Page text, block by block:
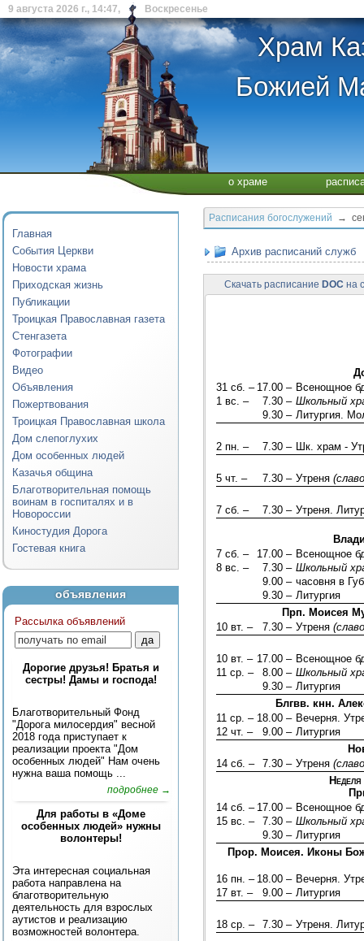
9 августа 2026 г., 14:47, Воскресенье
Храм
Божией
о храме
Главная
События Церкви
Новости храма
Приходская жизнь
Публикации
Троицкая Православная газета
Стенгазета
Фотографии
Видео
Объявления
Пожертвования
Троицкая Православная школа
Дом слепоглухих
Дом особенных людей
Казачья община
Благотворительная помощь
воинам в госпиталях и в
Новороссии
Киностудия Дорога
Гостевая книга
объявления
Рассылка объявлений
Дорогие друзья! Братья и
сестры! Дамы и господа!
Благотворительный Фонд
"Дорога милосердия" весной
2018 года приступает к
реализации проекта "Дом
особенных людей" Нам очень
нужна ваша помощь ...
подробнее →
Для работы в «Доме
особенных людей» нужны
волонтеры!
Эта интересная социальная
работа направлена на
благотворительную
деятельность для взрослых
аутистов и реализацию
возможностей волонтера.
Расписания богослужений →
Архив расписаний служб
Скачать расписание DOC на
31 сб. – 17.00 – Всенощное
1 вс. –
7.30 – Школьный
9.30 – Литургия.
2 пн. – 7.30 – Шк. храм -
5 чт. – 7.30 – Утреня
7 сб. – 7.30 – Утреня.
7 сб. –
17.00 – Всенощное
8 вс. –
7.30 – Школьный
9.00 – часовня в
9.30 – Литургия
Прп. Моисея
10 вт. –
7.30 – Утреня
10 вт. – 17.00 – Всенощное
11 ср. –
8.00 – Школьный
9.30 – Литургия
Блгвв. кнн.
11 ср. – 18.00 – Вечерня.
12 чт. –
9.00 – Литургия
14 сб. –
7.30 – Утреня
14 сб. – 17.00 – Всенощное
15 вс. –
7.30 – Школьный
9.30 – Литургия
Прор. Моисея. Иконы
16 пн. – 18.00 – Вечерня.
17 вт. –
9.00 – Литургия
18 ср. – 7.30 – Утреня.